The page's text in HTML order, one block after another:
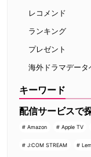
レコメンド
ランキング
プレゼント
海外ドラマデータ
キーワード
配信サービスで
Amazon Apple TV
J:COM STREAM